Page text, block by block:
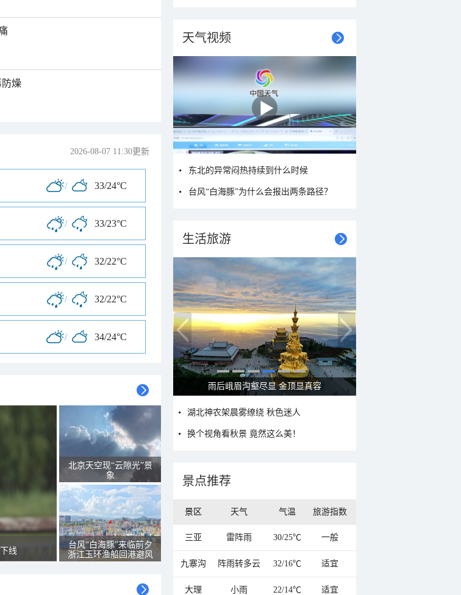
防燥
2026-08-07 11:30更新
/ 33/24°C
/ 33/23°C
/ 32/22°C
/ 32/22°C
/ 34/24°C
线
北京天空现“云隙光”景
象
台风“白海豚”来临前夕
浙江玉环渔船回港避风
天气视频
东北的异常闷热持续到什么时候
台风“白海豚”为什么会报出两条路径？
生活旅游
秋意浓 蓝天映衬下的哈尔滨伏尔加庄园
湖北神农架晨雾缭绕 秋色迷人
换个视角看秋景 竟然这么美！
景点推荐
景区 天气 气温 旅游指数
三亚 雷阵雨 30/25℃ 一般
九寨沟 阵雨转多云 32/16℃ 适宜
大理 小雨 22/14℃ 适宜